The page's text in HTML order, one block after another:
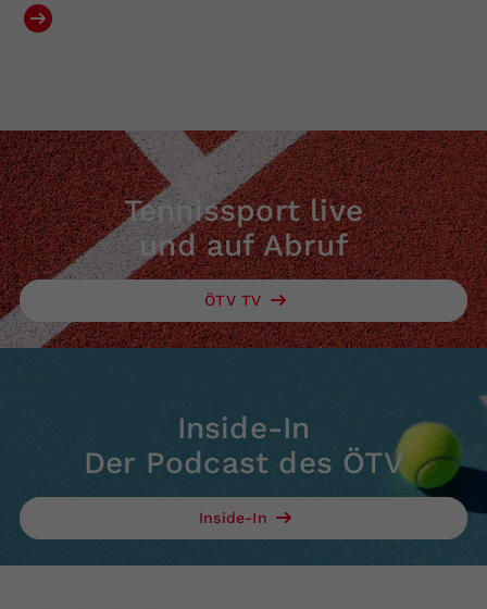
Tennissport live
und auf Abruf
ÖTV TV
Inside-In
Der Podcast des ÖTV
Inside-In